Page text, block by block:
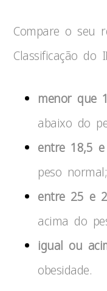
Compare o seu
Classificação do
menor que
abaixo do
entre 18,5
peso normal;
entre 25 e
acima do
igual ou
obesidade.